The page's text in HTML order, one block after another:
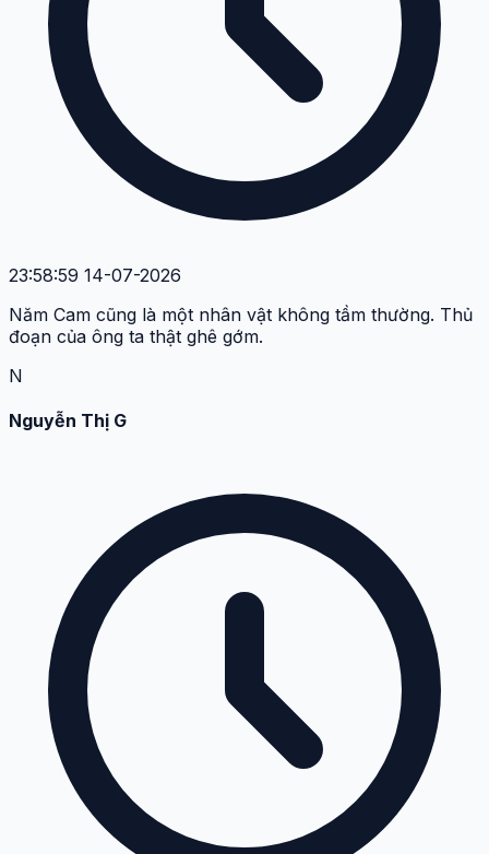
23:58:59 14-07-2026
Năm Cam cũng là một nhân vật không tầm thường. Thủ
đoạn của ông ta thật ghê gớm.
N
Nguyễn Thị G